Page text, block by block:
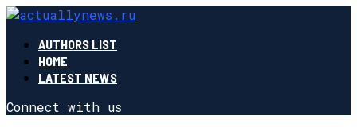
AUTHORS LIST
HOME
LATEST NEWS
Connect with us